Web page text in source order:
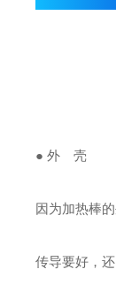
● 外 壳
因为加热棒
传导要好，